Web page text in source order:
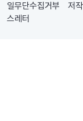
일무단수집거부
저
스레터